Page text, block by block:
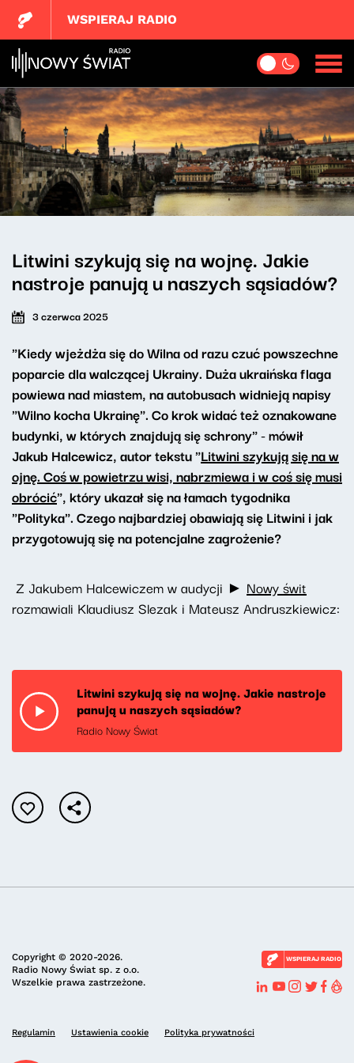
WSPIERAJ RADIO
Litwini szykują się na wojnę. Jakie
nastroje panują u naszych sąsiadów?
3 czerwca 2025
"Kiedy wjeżdża się do Wilna od razu czuć powszechne
poparcie dla walczącej Ukrainy. Duża ukraińska flaga
powiewa nad miastem, na autobusach widnieją napisy
"Wilno kocha Ukrainę". Co krok widać też oznakowane
budynki, w których znajdują się schrony" - mówił
Jakub Halcewicz, autor tekstu "Litwini szykują się na w
ojnę. Coś w powietrzu wisi, nabrzmiewa i w coś się musi
obrócić", który ukazał się na łamach tygodnika
"Polityka". Czego najbardziej obawiają się Litwini i jak
przygotowują się na potencjalne zagrożenie?
Z Jakubem Halcewiczem w audycji ► Nowy świt
rozmawiali Klaudiusz Slezak i Mateusz Andruszkiewicz:
Litwini szykują się na wojnę. Jakie nastroje
panują u naszych sąsiadów?
Radio Nowy Świat
Copyright © 2020-2026.
Radio Nowy Świat sp. z o.o.
Wszelkie prawa zastrzeżone.
WSPIERAJ RADIO
Regulamin Ustawienia cookie Polityka prywatności